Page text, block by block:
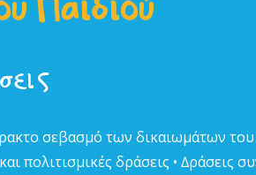
σεβασµό των δικαιωµάτων του
πολιτισµικές δράσεις • ∆ράσεις